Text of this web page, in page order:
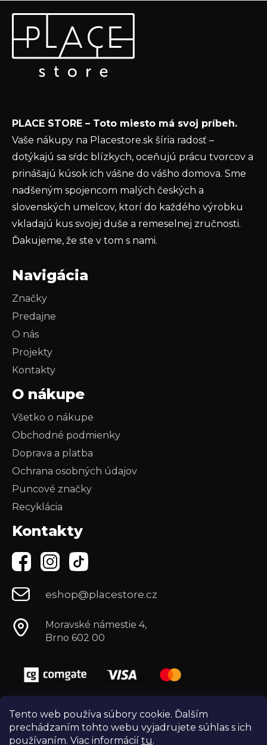
Tento web používa súbory cookie. Ďalším
prechádzaním tohto webu vyjadrujete súhlas s ich
používaním. Viac informácií tu.
Odoberať newsletter
Vložte svoj e-mail a my Vám budeme zasielať informácie
o nových produktoch na našom e-shope.
ochrany osobných údajov
PRIHLÁSIŤ SA
PLACE STORE – Toto miesto má svoj príbeh.
Vaše nákupy na Placestore.sk šíria radosť –
dotýkajú sa sŕdc blízkych, oceňujú prácu tvorcov a
prinášajú kúsok ich vášne do vášho domova. Sme
nadšeným spojencom malých českých a
slovenských umelcov, ktorí do každého výrobku
vkladajú kus svojej duše a remeselnej zručnosti.
Ďakujeme, že ste v tom s nami.
Navigácia
Značky
Predajne
O nás
Projekty
Kontakty
O nákupe
Všetko o nákupe
Obchodné podmienky
Doprava a platba
Ochrana osobných údajov
Puncové značky
Recyklácia
Kontakty
eshop@placestore.cz
Moravské námestie 4,
Brno 602 00